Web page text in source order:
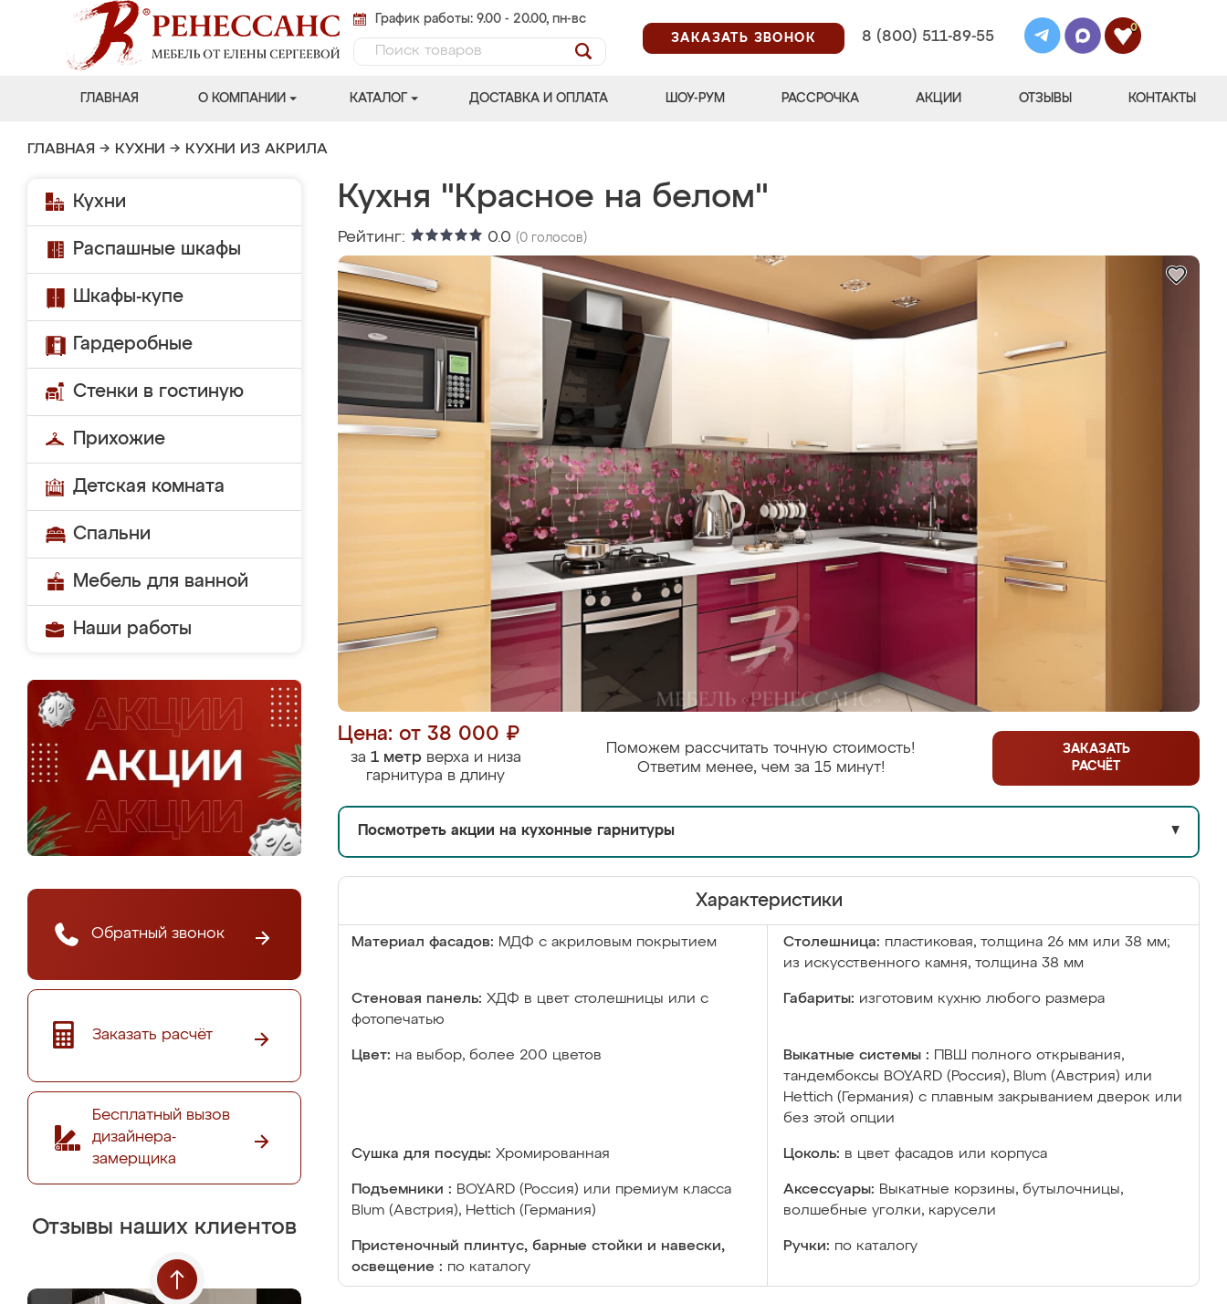
График работы: 9.00 - 20.00, пн-вс
ЗАКАЗАТЬ ЗВОНОК
8 (800) 511-89-55
0
ГЛАВНАЯ О КОМПАНИИ КАТАЛОГ ДОСТАВКА И ОПЛАТА ШОУ-РУМ РАССРОЧКА АКЦИИ ОТЗЫВЫ КОНТАКТЫ
ГЛАВНАЯ → КУХНИ → КУХНИ ИЗ АКРИЛА
Кухни
Распашные шкафы
Шкафы-купе
Гардеробные
Стенки в гостиную
Прихожие
Детская комната
Спальни
Мебель для ванной
Наши работы
Обратный звонок
Заказать расчёт
Бесплатный вызов
дизайнера-
замерщика
Отзывы наших клиентов
Кухня "Красное на белом"
Рейтинг: 0.0 (0 голосов)
Цена: от 38 000 ₽
за 1 метрверха и низа
гарнитура в длину
Поможем рассчитать точную стоимость!
Ответим менее, чем за 15 минут!
ЗАКАЗАТЬ
РАСЧЁТ
Посмотреть акции на кухонные гарнитуры ▼
Характеристики
Материал фасадов: МДФ с акриловым покрытием Столешница: пластиковая, толщина 26 мм или 38 мм;
из искусственного камня, толщина 38 мм
Стеновая панель: ХДФ в цвет столешницы или с
фотопечатью
Габариты: изготовим кухню любого размера
Цвет: на выбор, более 200 цветов Выкатные системы :
ПВШ полного открывания,
тандембоксы BOYARD (Россия), Blum (Австрия) или
Hettich (Германия) с плавным закрыванием дверок или
без этой опции
Сушка для посуды: Хромированная Цоколь: в цвет фасадов или корпуса
Подъемники : BOYARD (Россия) или премиум класса
Blum (Австрия), Hettich (Германия)
Аксессуары: Выкатные корзины, бутылочницы,
волшебные уголки, карусели
Пристеночный плинтус, барные стойки и навески,
освещение : по каталогу
Ручки: по каталогу